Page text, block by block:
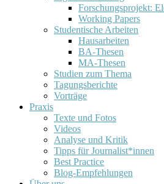
Forschungsprojekt:
Working Papers
Studentische Arbeiten
Hausarbeiten
BA-Thesen
MA-Thesen
Studien zum Thema
Tagungsberichte
Vorträge
Praxis
Texte und Fotos
Videos
Analyse und Kritik
Tipps für Journalist*innen
Best Practice
Blog-Empfehlungen